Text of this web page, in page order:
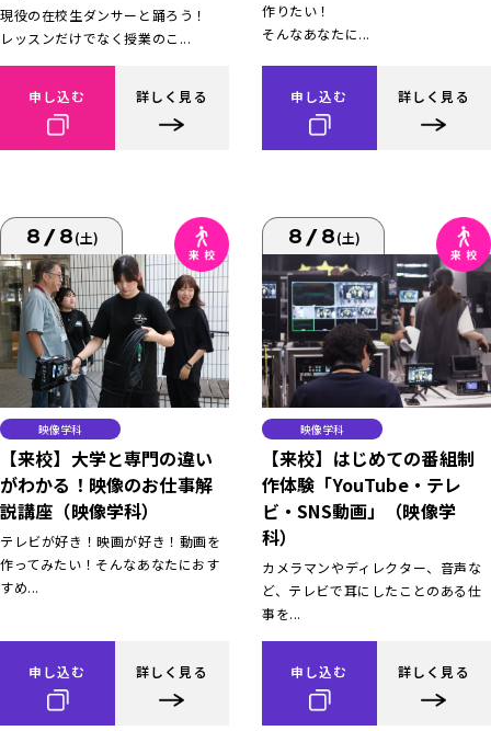
現役の在校生ダンサーと踊ろう！
レッスンだけでなく授業のこ...
申し込む 詳しく見る
作りたい！
そんなあなたに...
申し込む 詳しく見る
8/8(土)
映像学科
【来校】大学と専門の違い
がわかる！映像のお仕事解
説講座（映像学科）
テレビが好き！映画が好き！動画を
作ってみたい！そんなあなたにおす
すめ...
申し込む 詳しく見る
8/8(土)
映像学科
【来校】はじめての番組制
作体験「YouTube・テレ
ビ・SNS動画」（映像学
科）
カメラマンやディレクター、音声な
ど、テレビで耳にしたことのある仕
事を...
申し込む 詳しく見る